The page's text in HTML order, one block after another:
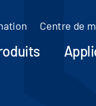
Centre de